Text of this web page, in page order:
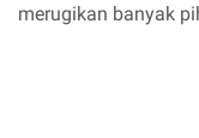
merugikan banyak